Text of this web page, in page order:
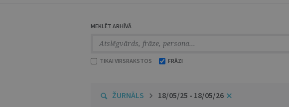
MEKLĒT ARHĪVĀ
TIKAI VIRSRAKSTOS FRĀZI
ŽURNĀLS 18/05/25 - 18/05/26